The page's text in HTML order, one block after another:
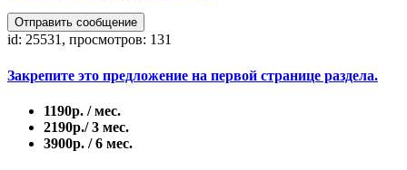
Отправить сообщение
id: 25531, просмотров: 131
Закрепите это предложение на первой странице раздела.
1190р. / мес.
2190р./ 3 мес.
3900р. / 6 мес.